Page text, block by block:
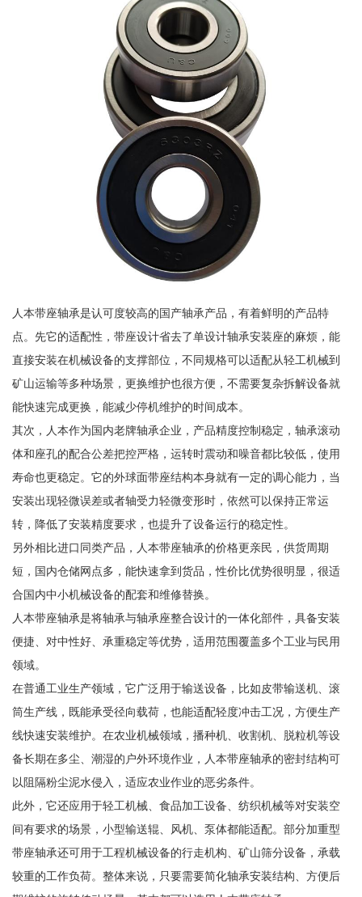
人本带座轴承是认可度较高的国产轴承产品，有着鲜明的产品特
点。先它的适配性，带座设计省去了单设计轴承安装座的麻烦，能
直接安装在机械设备的支撑部位，不同规格可以适配从轻工机械到
矿山运输等多种场景，更换维护也很方便，不需要复杂拆解设备就
能快速完成更换，能减少停机维护的时间成本。
其次，人本作为国内老牌轴承企业，产品精度控制稳定，轴承滚动
体和座孔的配合公差把控严格，运转时震动和噪音都比较低，使用
寿命也更稳定。它的外球面带座结构本身就有一定的调心能力，当
安装出现轻微误差或者轴受力轻微变形时，依然可以保持正常运
转，降低了安装精度要求，也提升了设备运行的稳定性。
另外相比进口同类产品，人本带座轴承的价格更亲民，供货周期
短，国内仓储网点多，能快速拿到货品，性价比优势很明显，很适
合国内中小机械设备的配套和维修替换。
人本带座轴承是将轴承与轴承座整合设计的一体化部件，具备安装
便捷、对中性好、承重稳定等优势，适用范围覆盖多个工业与民用
领域。
在普通工业生产领域，它广泛用于输送设备，比如皮带输送机、滚
筒生产线，既能承受径向载荷，也能适配轻度冲击工况，方便生产
线快速安装维护。在农业机械领域，播种机、收割机、脱粒机等设
备长期在多尘、潮湿的户外环境作业，人本带座轴承的密封结构可
以阻隔粉尘泥水侵入，适应农业作业的恶劣条件。
此外，它还应用于轻工机械、食品加工设备、纺织机械等对安装空
间有要求的场景，小型输送辊、风机、泵体都能适配。部分加重型
带座轴承还可用于工程机械设备的行走机构、矿山筛分设备，承载
较重的工作负荷。整体来说，只要需要简化轴承安装结构、方便后